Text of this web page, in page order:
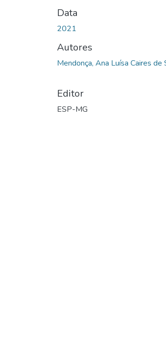
Data
2021
Autores
Mendonça, Ana Luísa Caires de
Editor
ESP-MG